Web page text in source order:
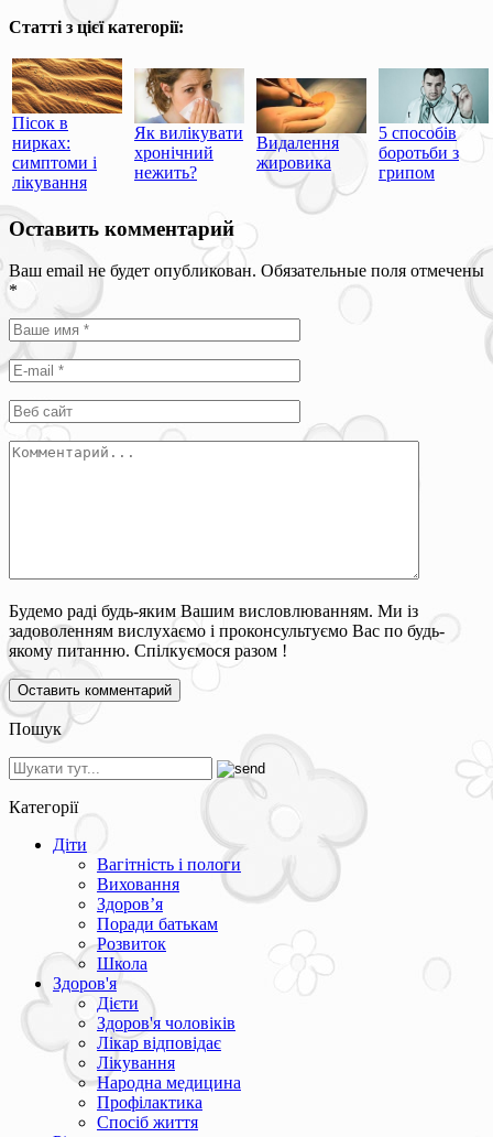
Статті з цієї категорії:
Пісок в
нирках:
симптоми і
лікування
Як вилікувати
хронічний
нежить?
Видалення
жировика
5 способів
боротьби з
грипом
Оставить комментарий
Ваш email не будет опубликован. Обязательные поля отмечены
*
Будемо раді будь-яким Вашим висловлюванням. Ми із
задоволенням вислухаємо і проконсультуємо Вас по будь-
якому питанню. Спілкуємося разом !
Пошук
Категорії
Діти
Вагітність і пологи
Виховання
Здоров’я
Поради батькам
Розвиток
Школа
Здоров'я
Дієти
Здоров'я чоловіків
Лікар відповідає
Лікування
Народна медицина
Профілактика
Спосіб життя